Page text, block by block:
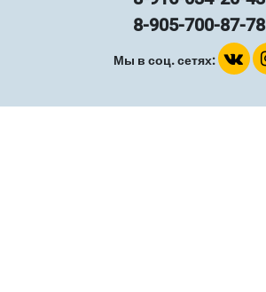
8-905-700-87-78
Мы в соц. сетях: